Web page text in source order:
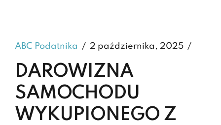
ABC Podatnika 2 października, 2025
DAROWIZNA
SAMOCHODU
WYKUPIONEGO Z